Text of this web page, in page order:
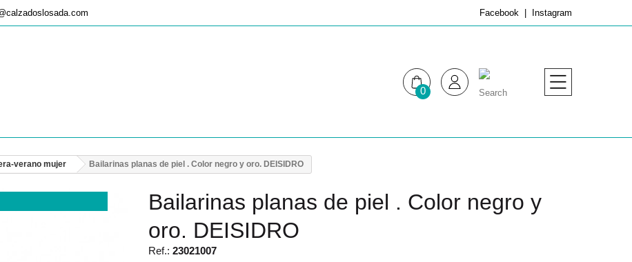
Facebook Instagram
0
verano mujer Bailarinas planas de piel . Color negro y oro. DEISIDRO
Bailarinas planas de piel . Color negro y
oro. DEISIDRO
Ref.: 23021007